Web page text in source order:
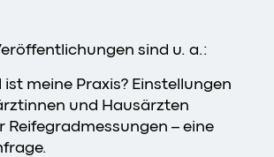
sind u. a.:
meine Praxis? Einstellungen
und Hausärzten
Reifegradmessungen – eine